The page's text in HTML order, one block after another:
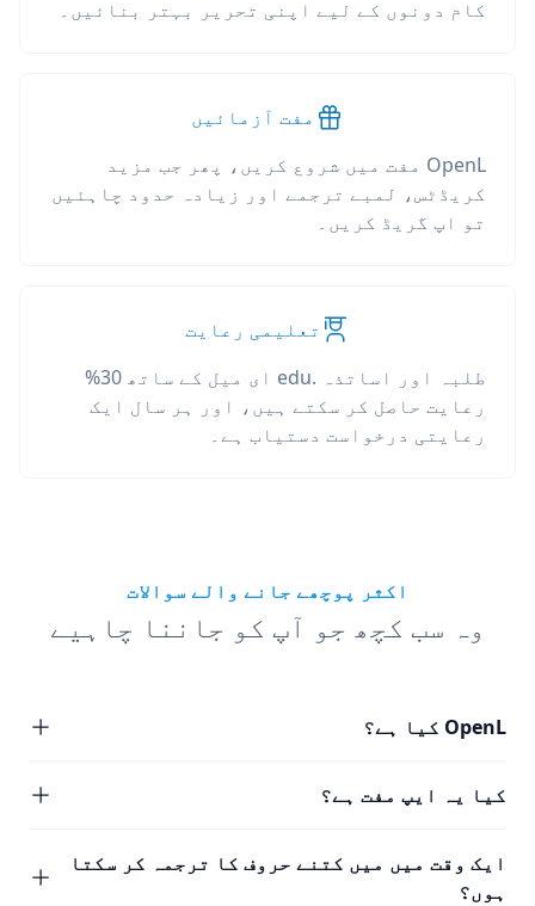
کام دونوں کے لیے اپنی تحریر بہتر بنائیں۔
مفت آزمائیں
OpenL مفت میں شروع کریں، پھر جب مزید
کریڈٹس، لمبے ترجمے اور زیادہ حدود چاہئیں
تو اپ گریڈ کریں۔
تعلیمی رعایت
طلبہ اور اساتذہ .edu ای میل کے ساتھ 30%
رعایت حاصل کر سکتے ہیں، اور ہر سال ایک
رعایتی درخواست دستیاب ہے۔
اکثر پوچھے جانے والے سوالات
وہ سب کچھ جو آپ کو جاننا چاہیے
OpenL کیا ہے؟
کیا یہ ایپ مفت ہے؟
ایک وقت میں میں کتنے حروف کا ترجمہ کر سکتا
ہوں؟